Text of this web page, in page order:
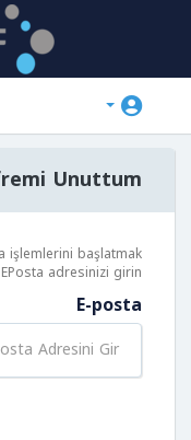
Unuttum
işlemlerini başlatmak
adresinizi girin.
E-posta